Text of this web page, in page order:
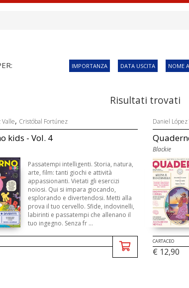
IMPORTANZA DATA USCITA NOME
Risultati trovati
Valle, Cristóbal Fortúnez
kids - Vol. 4
Passatempi intelligenti. Storia, natura,
arte, film: tanti giochi e attività
appassionanti. Vietati gli esercizi
noiosi. Qui si impara giocando,
esplorando e divertendosi. Metti alla
prova il tuo cervello. Sfide, indovinelli,
labirinti e passatempi che allenano il
tuo ingegno. Senza fr ...
Daniel López
Blackie
CARTACEO
€ 12,90